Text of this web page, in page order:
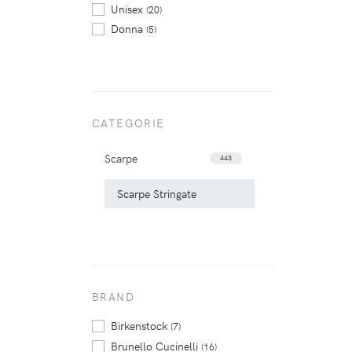
Unisex (20)
Donna (5)
CATEGORIE
Scarpe 443
Scarpe Stringate
BRAND
Birkenstock (7)
Brunello Cucinelli (16)